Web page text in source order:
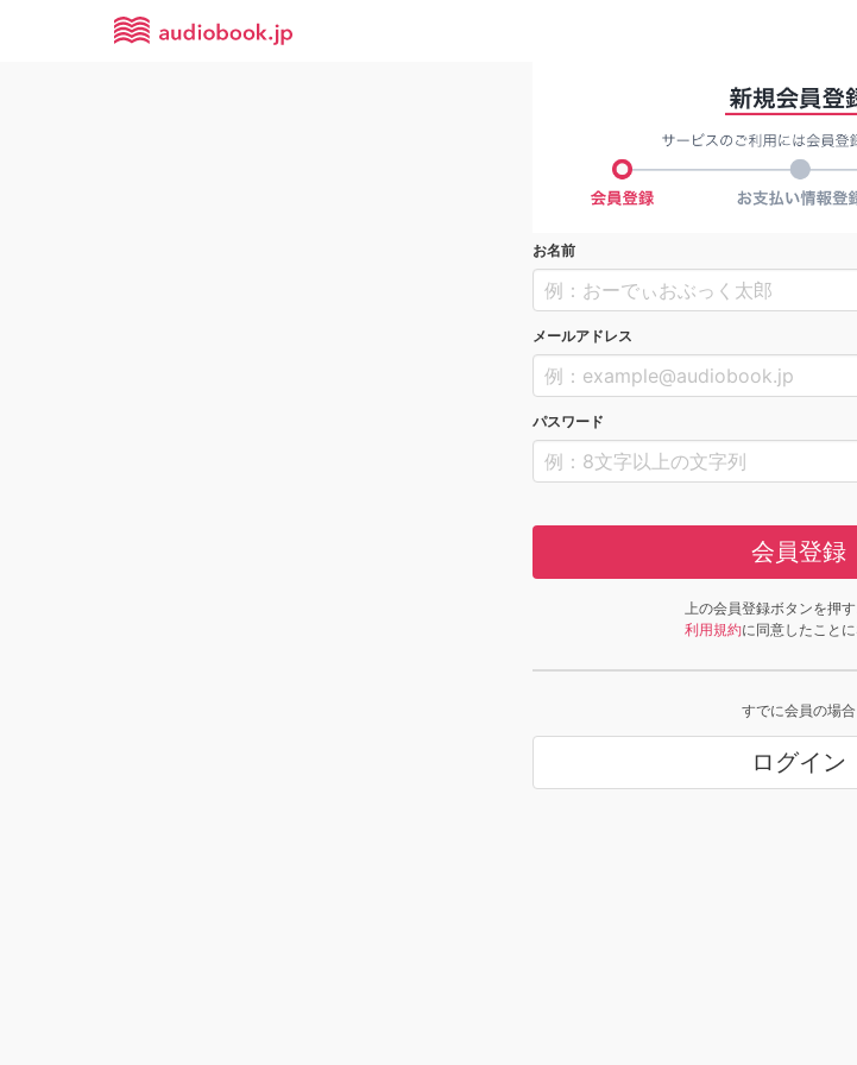
お名前
メールアドレス
パスワード
会員登録
上の会員登録ボタンを押す
利用規約に同意したこと
すでに会員の場合
ログイン